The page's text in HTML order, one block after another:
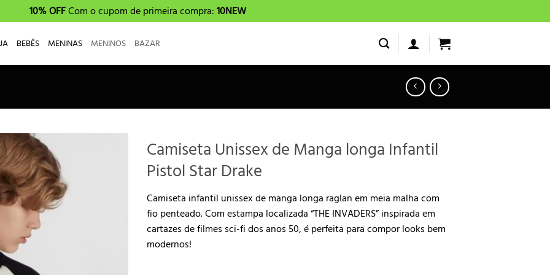
10% OFFCom o cupom de primeira compra:10NEW
BEBÊS MENINAS MENINOS BAZAR
Camiseta Unissex de Manga longa Infantil
Pistol Star Drake
Camiseta infantil unissex de manga longa raglan em meia malha com
fio penteado. Com estampa localizada “THE INVADERS” inspirada em
cartazes de filmes sci-fi dos anos 50, é perfeita para compor looks bem
modernos!